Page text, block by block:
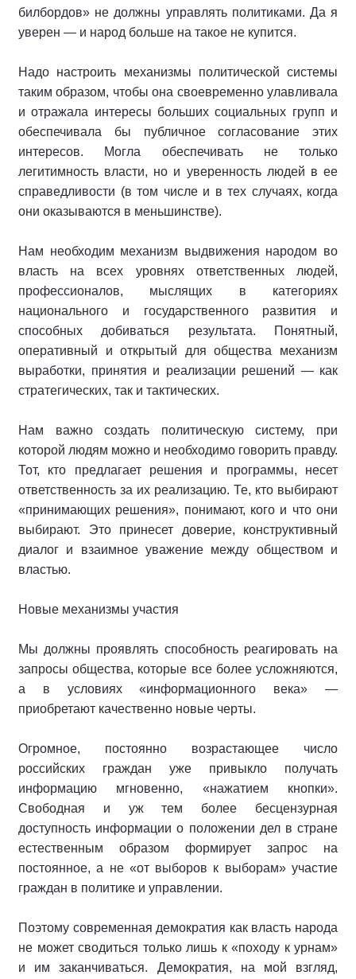
билбордов» не должны управлять политиками. Да я
уверен — и народ больше на такое не купится.
Надо настроить механизмы политической системы
таким образом, чтобы она своевременно улавливала
и отражала интересы больших социальных групп и
обеспечивала бы публичное согласование этих
интересов. Могла обеспечивать не только
легитимность власти, но и уверенность людей в ее
справедливости (в том числе и в тех случаях, когда
они оказываются в меньшинстве).
Нам необходим механизм выдвижения народом во
власть на всех уровнях ответственных людей,
профессионалов, мыслящих в категориях
национального и государственного развития и
способных добиваться результата. Понятный,
оперативный и открытый для общества механизм
выработки, принятия и реализации решений — как
стратегических, так и тактических.
Нам важно создать политическую систему, при
которой людям можно и необходимо говорить правду.
Тот, кто предлагает решения и программы, несет
ответственность за их реализацию. Те, кто выбирают
«принимающих решения», понимают, кого и что они
выбирают. Это принесет доверие, конструктивный
диалог и взаимное уважение между обществом и
властью.
Новые механизмы участия
Мы должны проявлять способность реагировать на
запросы общества, которые все более усложняются,
а в условиях «информационного века» —
приобретают качественно новые черты.
Огромное, постоянно возрастающее число
российских граждан уже привыкло получать
информацию мгновенно, «нажатием кнопки».
Свободная и уж тем более бесцензурная
доступность информации о положении дел в стране
естественным образом формирует запрос на
постоянное, а не «от выборов к выборам» участие
граждан в политике и управлении.
Поэтому современная демократия как власть народа
не может сводиться только лишь к «походу к урнам»
и им заканчиваться. Демократия, на мой взгляд,